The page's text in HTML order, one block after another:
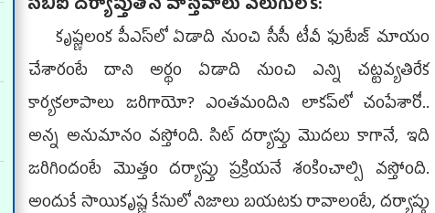
సీబీఐ దర్యాప్తుతోనే వాస్తవాలు వెలుగులోకి:
కృష్ణలంక పీఎస్‌లో ఏడాది నుంచి సీసీ టీవీ ఫుటేజ్‌ మాయం
చేశారంటే దాని అర్థం ఏడాది నుంచి ఎన్ని చట్టవ్యతిరేక
కార్యకలాపాలు జరిగాయో? ఎంతమందిని లాకప్‌లో చంపేశారో..
అన్న అనుమానం వస్తోంది. సిట్‌ దర్యాప్తు మొదలు కాగానే, ఇది
జరిగిందంటే మొత్తం దర్యాప్తు ప్రక్రియనే శంకించాల్సి వస్తోంది.
అందుకే సాయికృష్ణ కేసులో నిజాలు బయటకు రావాలంటే, దర్యాప్తు